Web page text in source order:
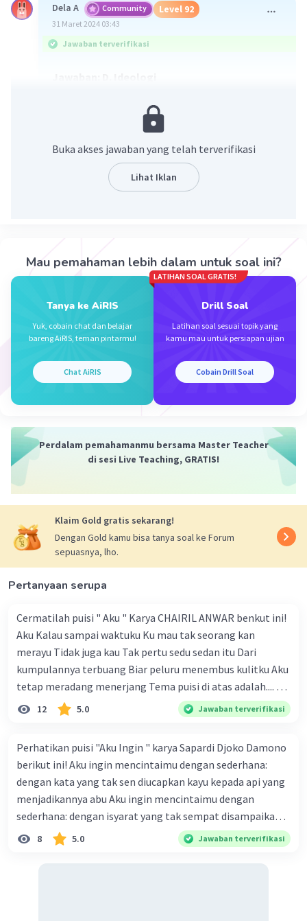
Dela A Community Level 92
31 Maret 2024 03:43
Jawaban terverifikasi
Organisasi Kerja sama Islam atau OKI
merupakan organisasi kerja sama internasional
yang didirikan berdasarkan kesamaan ideoplogi
yaitu agama Islam
0.0(0) Balas
31 Maret 2024 04:07
Beri Rating
Buka akses jawaban yang telah terverifikasi
Lihat Iklan
Mau pemahaman lebih dalam untuk soal ini?
Tanya ke AiRIS
Yuk, cobain chat dan belajar
bareng AiRIS, teman pintarmu!
Chat AiRIS
LATIHAN SOAL GRATIS!
Drill Soal
Latihan soal sesuai topik yang
kamu mau untuk persiapan ujian
Cobain Drill Soal
Perdalam pemahamanmu bersama Master Teacher
di sesi Live Teaching, GRATIS!
Klaim Gold gratis sekarang!
Dengan Gold kamu bisa tanya soal ke Forum
sepuasnya, lho.
Pertanyaan serupa
Cermatilah puisi " Aku " Karya CHAIRIL ANWAR benkut ini!
Aku Kalau sampai waktuku Ku mau tak seorang kan
merayu Tidak juga kau Tak pertu sedu sedan itu Dari
kumpulannya terbuang Biar peluru menembus kulitku Aku
tetap meradang menerjang Tema puisi di atas adalah.... A.
ketekunan dan kemauan seseorang dalam
memperjuangan hak dirinya B. kemauan untuk hidup
mendapatkan cinta sejati D. seseorang yang tidak mau
diganggu oleh siapapun E. kepasrahan kepada keadaan
yang sedang terjadi
12 5.0 Jawaban terverifikasi
Perhatikan puisi "Aku Ingin " karya Sapardi Djoko Damono
berikut ini! Aku ingin mencintaimu dengan sederhana:
dengan kata yang tak sen diucapkan kayu kepada api yang
menjadikannya abu Aku ingin mencintaimu dengan
sederhana: dengan isyarat yang tak sempat disampaikan
awan kepada hujan yang menjadikannya tiada Penyair
mencintai seseorang dengan setulus hat dan dengan cara
8 5.0 Jawaban terverifikasi